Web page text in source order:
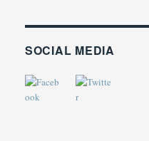
SOCIAL MEDIA